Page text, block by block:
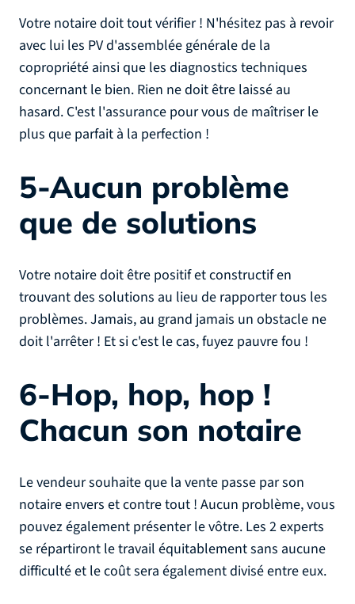
Votre notaire doit tout vérifier ! N'hésitez pas à revoir
avec lui les PV d'assemblée générale de la
copropriété ainsi que les diagnostics techniques
concernant le bien. Rien ne doit être laissé au
hasard. C'est l'assurance pour vous de maîtriser le
plus que parfait à la perfection !
5-Aucun problème
que de solutions
Votre notaire doit être positif et constructif en
trouvant des solutions au lieu de rapporter tous les
problèmes. Jamais, au grand jamais un obstacle ne
doit l'arrêter ! Et si c'est le cas, fuyez pauvre fou !
6-Hop, hop, hop !
Chacun son notaire
Le vendeur souhaite que la vente passe par son
notaire envers et contre tout ! Aucun problème, vous
pouvez également présenter le vôtre. Les 2 experts
se répartiront le travail équitablement sans aucune
difficulté et le coût sera également divisé entre eux.